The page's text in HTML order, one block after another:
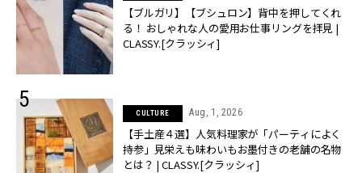
【ブルガリ】【ブシュロン】背中を押してくれ
る！ おしゃれな人の愛用お仕事リングを拝見 |
CLASSY.[クラッシィ]
CULTURE Aug, 1, 2026
【手土産４選】人気料理家が「パーティによく
持参」見栄えも味わいもお墨付きの老舗の名物
とは？ | CLASSY.[クラッシィ]